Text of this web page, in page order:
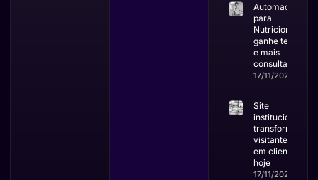
Automação
para
Nutricionistas:
ganhe tempo
e mais
consultas
17/11/2025
Site
institucional:
transforme
visitantes
em clientes
hoje
17/11/2025